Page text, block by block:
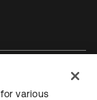
various